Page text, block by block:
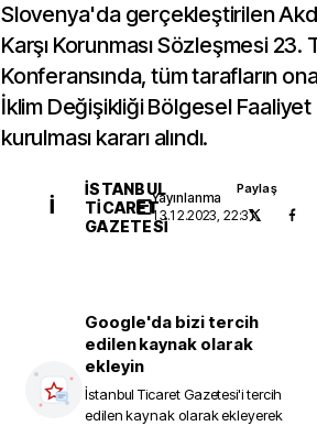
Slovenya'da gerçekleştirilen
Karşı Korunması Sözleşmesi 23.
Konferansında, tüm tarafların
İklim Değişikliği Bölgesel
kurulması kararı alındı.
İ
İSTANBUL
TICARET
GAZETESI
Yayınlanma
13.12.2023, 22:31
Paylaş
Google'da bizi tercih
edilen kaynak olarak
ekleyin
İstanbul Ticaret Gazetesi'i tercih
edilen kaynak olarak ekleyerek